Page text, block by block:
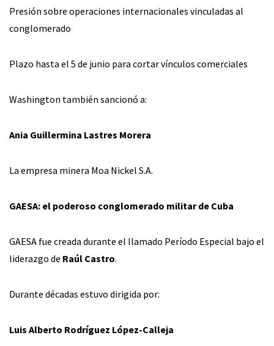
Presión sobre operaciones internacionales vinculadas al
conglomerado
Plazo hasta el 5 de junio para cortar vínculos comerciales
Washington también sancionó a:
Ania Guillermina Lastres Morera
La empresa minera Moa Nickel S.A.
GAESA: el poderoso conglomerado militar de Cuba
GAESA fue creada durante el llamado Período Especial bajo el
liderazgo de Raúl Castro.
Durante décadas estuvo dirigida por:
Luis Alberto Rodríguez López-Calleja